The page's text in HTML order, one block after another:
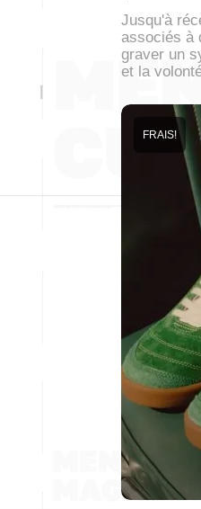
Jusqu'à
associés à
graver un
et la
FRAIS!